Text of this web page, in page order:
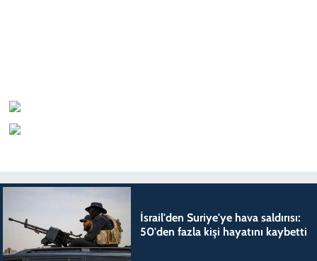
İsrail'den Suriye'ye hava saldırısı:
50'den fazla kişi hayatını kaybetti